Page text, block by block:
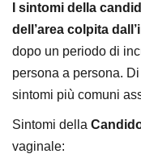
I sintomi della
dell’area colpita
dopo un periodo di
persona a persona.
sintomi più comuni
Sintomi della
vaginale: